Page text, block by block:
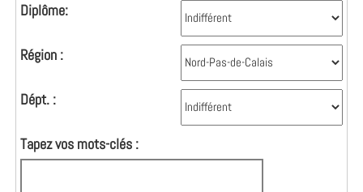
Diplôme:
Région :
Dépt. :
Tapez vos mots-clés :